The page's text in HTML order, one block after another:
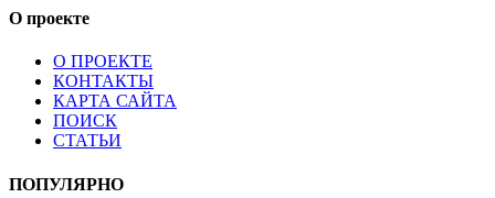
О проекте
О ПРОЕКТЕ
КОНТАКТЫ
КАРТА САЙТА
ПОИСК
СТАТЬИ
ПОПУЛЯРНО